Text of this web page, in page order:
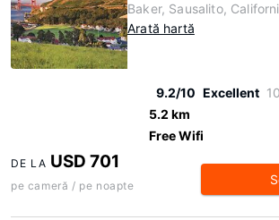
Baker, Sausalito,
Arată hartă
9.2/10 Excellent
5.2 km
Free Wifi
DE LA USD 701
pe cameră / pe noapte